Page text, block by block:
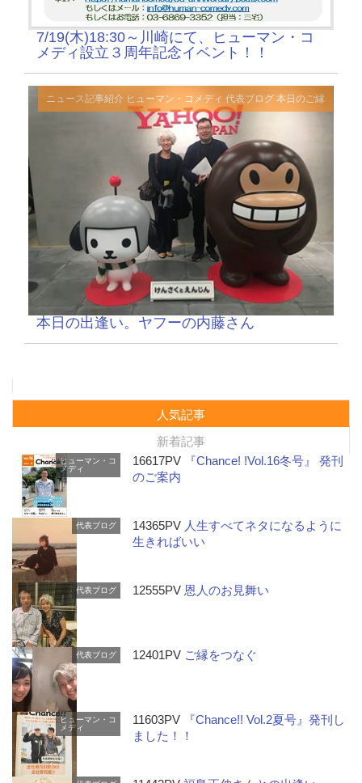
7/19(木)18:30～川崎にて、ヒューマン・コ
メディ設立３周年記念イベント！！
ニュース記事紹介 ヒューマン・コメディ 代表ブログ 本日のご縁
本日の出逢い。ヤフーの内藤さん
人気記事
新着記事
ヒューマン・コ
メディ
16617PV
『Chance! !Vol.16冬号』 発刊
のご案内
代表ブログ 14365PV 人生すべてネタになるように
生きればいい
代表ブログ 12555PV 恩人のお見舞い
代表ブログ 12401PV ご縁をつなぐ
ヒューマン・コ
メディ
11603PV
『Chance!! Vol.2夏号』発刊し
ました！！